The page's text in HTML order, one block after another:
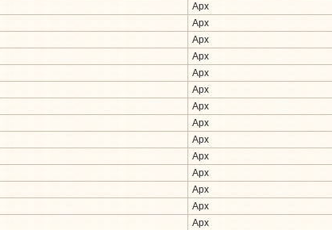
Арх
Арх
Арх
Арх
Арх
Арх
Арх
Арх
Арх
Арх
Арх
Арх
Арх
Арх